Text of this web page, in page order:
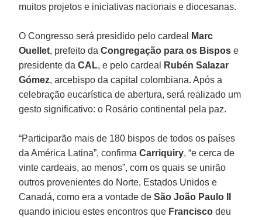
muitos projetos e iniciativas nacionais e diocesanas.
O Congresso será presidido pelo cardeal
Marc
Ouellet, prefeito daCongregação para os Bispos e
presidente daCAL, e pelo cardeal
Rubén Salazar
Gómez, arcebispo da capital colombiana. Após a
celebração eucarística de abertura, será realizado um
gesto significativo: o Rosário continental pela paz.
“Participarão mais de 180 bispos de todos os países
da América Latina”, confirmaCarriquiry, “e cerca de
vinte cardeais, ao menos”, com os quais se unirão
outros provenientes do Norte, Estados Unidos e
Canadá, como era a vontade deSão João Paulo II
quando iniciou estes encontros que Francisco deu